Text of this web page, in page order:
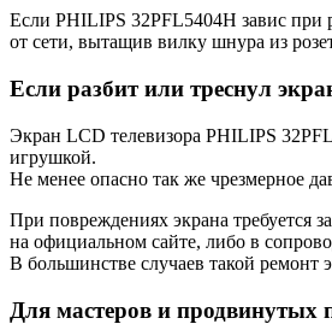
Если PHILIPS 32PFL5404H завис при
от сети, вытащив вилку шнура из
Если разбит или треснул
Экран LCD телевизора PHILIPS
игрушкой.
Не менее опасно так же чрезмерное
При повреждениях экрана требуется
на официальном сайте, либо в
В большинстве случаев такой ремонт
Для мастеров и продвинутых